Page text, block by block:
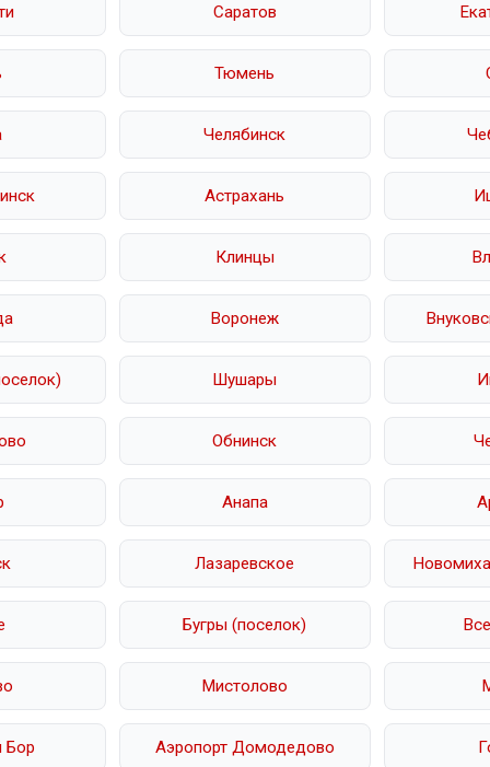
Саратов
Тюмень
Челябинск
Астрахань
Клинцы
Воронеж
Шушары
Обнинск
Анапа
Лазаревское
Бугры (поселок)
Мистолово
Бор Аэропорт Домодедово